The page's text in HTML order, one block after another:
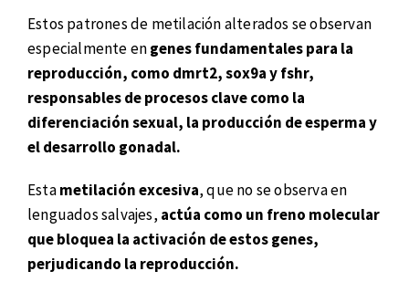
Estos patrones de metilación alterados se observan
especialmente engenes fundamentales para la
reproducción, como dmrt2, sox9a y fshr,
responsables de procesos clave como la
diferenciación sexual, la producción de esperma y
el desarrollo gonadal.
Estametilación excesiva, que no se observa en
lenguados salvajes, actúa como un freno molecular
que bloquea la activación de estos genes,
perjudicando la reproducción.